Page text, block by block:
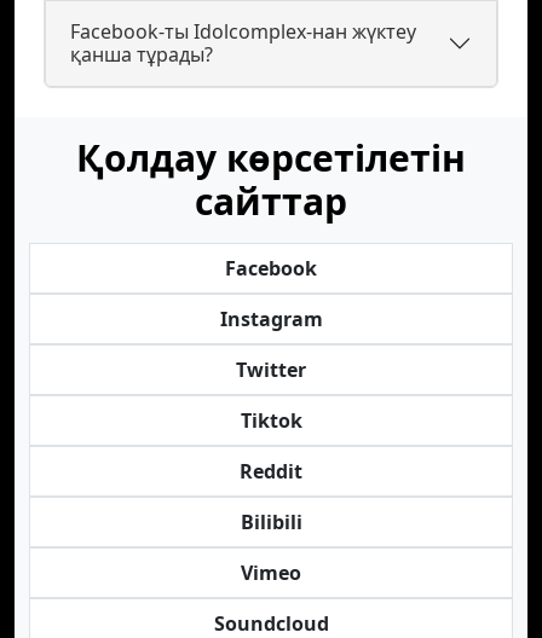
Facebook-ты Idolcomplex-нан жүктеу
қанша тұрады?
Қолдау көрсетілетін
сайттар
Facebook
Instagram
Twitter
Tiktok
Reddit
Bilibili
Vimeo
Soundcloud